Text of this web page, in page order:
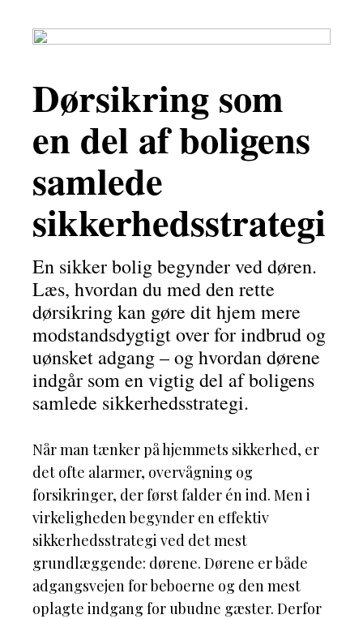
Dørsikring som
en del af boligens
samlede
sikkerhedsstrategi
En sikker bolig begynder ved døren.
Læs, hvordan du med den rette
dørsikring kan gøre dit hjem mere
modstandsdygtigt over for indbrud og
uønsket adgang – og hvordan dørene
indgår som en vigtig del af boligens
samlede sikkerhedsstrategi.
Når man tænker på hjemmets sikkerhed, er
det ofte alarmer, overvågning og
forsikringer, der først falder én ind. Men i
virkeligheden begynder en effektiv
sikkerhedsstrategi ved det mest
grundlæggende: dørene. Dørene er både
adgangsvejen for beboerne og den mest
oplagte indgang for ubudne gæster. Derfor